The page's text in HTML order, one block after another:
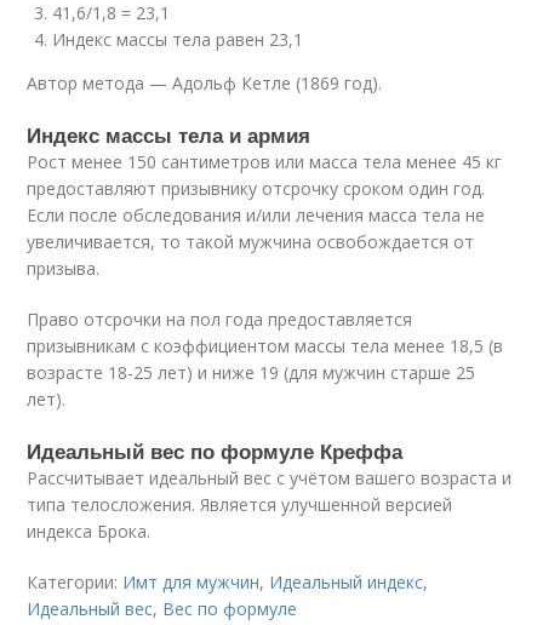
41,6/1,8 = 23,1
Индекс массы тела равен 23,1
Автор метода — Адольф Кетле (1869 год).
Индекс массы тела и армия
Рост менее 150 сантиметров или масса тела менее 45 кг
предоставляют призывнику отсрочку сроком один год.
Если после обследования и/или лечения масса тела не
увеличивается, то такой мужчина освобождается от
призыва.
Право отсрочки на пол года предоставляется
призывникам с коэффициентом массы тела менее 18,5 (в
возрасте 18-25 лет) и ниже 19 (для мужчин старше 25
лет).
Идеальный вес по формуле Креффа
Рассчитывает идеальный вес с учётом вашего возраста и
типа телосложения. Является улучшенной версией
индекса Брока.
Категории: Имт для мужчин, Идеальный индекс,
Идеальный вес, Вес по формуле